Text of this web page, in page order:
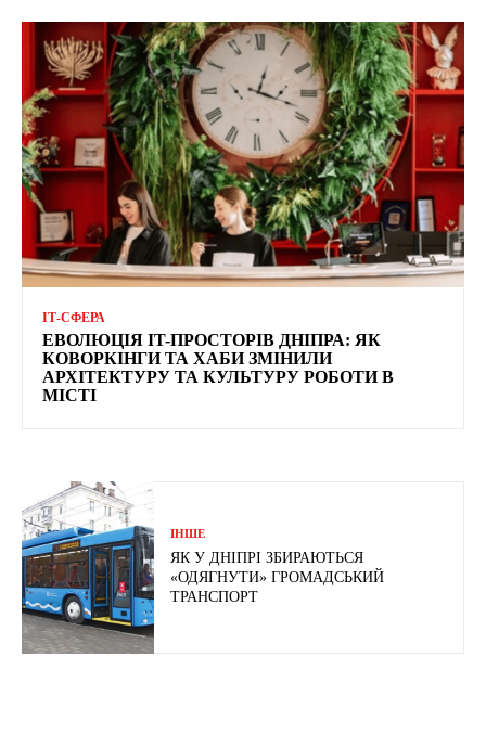
ІТ-СФЕРА
ЕВОЛЮЦІЯ IT-ПРОСТОРІВ ДНІПРА: ЯК
КОВОРКІНГИ ТА ХАБИ ЗМІНИЛИ
АРХІТЕКТУРУ ТА КУЛЬТУРУ РОБОТИ В
МІСТІ
ІНШЕ
ЯК У ДНІПРІ ЗБИРАЮТЬСЯ
«ОДЯГНУТИ» ГРОМАДСЬКИЙ
ТРАНСПОРТ